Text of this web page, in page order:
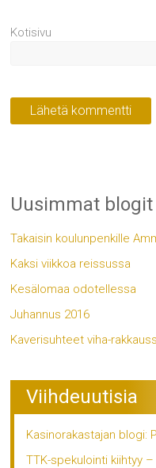
Kotisivu
Uusimmat blogit
Takaisin koulunpenkille
Kaksi viikkoa reissussa
Kesälomaa odotellessa
Juhannus 2016
Kaverisuhteet viha-
Viihdeuutisia
Kasinorakastajan blogi:
TTK-spekulointi kiihtyy